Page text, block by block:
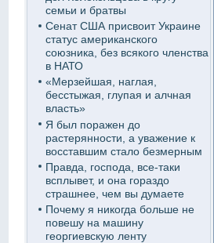
семьи и братвы
Сенат США присвоит Украине
статус американского
союзника, без всякого членства
в НАТО
«Мерзейшая, наглая,
бесстыжая, глупая и алчная
власть»
Я был поражен до
растерянности, а уважение к
восставшим стало безмерным
Правда, господа, все-таки
всплывет, и она гораздо
страшнее, чем вы думаете
Почему я никогда больше не
повешу на машину
георгиевскую ленту